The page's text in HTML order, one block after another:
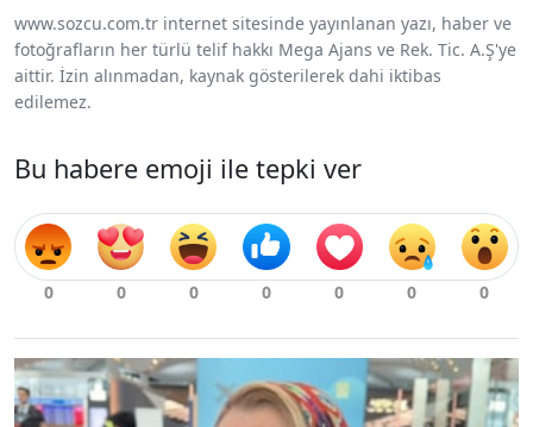
www.sozcu.com.tr internet sitesinde yayınlanan yazı, haber ve
fotoğrafların her türlü telif hakkı Mega Ajans ve Rek. Tic. A.Ş'ye
aittir. İzin alınmadan, kaynak gösterilerek dahi iktibas
edilemez.
Bu habere emoji ile tepki ver